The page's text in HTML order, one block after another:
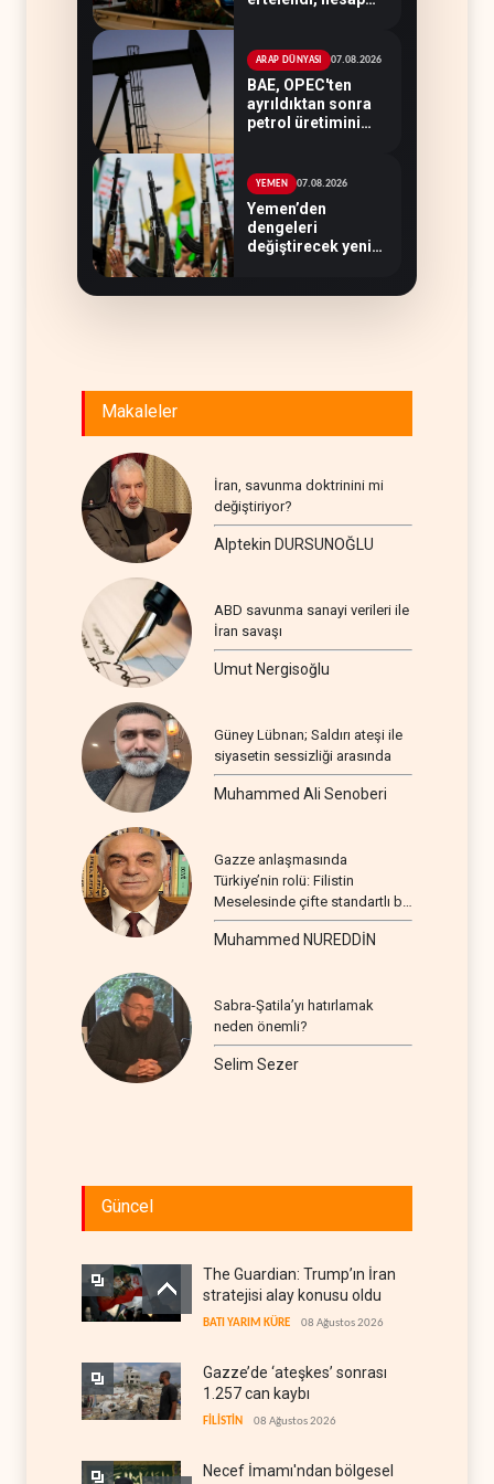
ARAP DÜNYASI 07.08.2026
BAE, OPEC'ten
ayrıldıktan sonra
petrol üretimini
YEMEN 07.08.2026
Yemen’den
dengeleri
değiştirecek yeni
Makaleler
İran, savunma doktrinini mi
değiştiriyor?
Alptekin DURSUNOĞLU
ABD savunma sanayi verileri ile
İran savaşı
Umut Nergisoğlu
Güney Lübnan; Saldırı ateşi ile
siyasetin sessizliği arasında
Muhammed Ali Senoberi
Gazze anlaşmasında
Türkiye’nin rolü: Filistin
Meselesinde çifte standartlı bir
seyir
Muhammed NUREDDİN
Sabra-Şatila’yı hatırlamak
neden önemli?
Selim Sezer
Güncel
The Guardian: Trump’ın İran
stratejisi alay konusu oldu
BATI YARIM KÜRE 08 Ağustos 2026
Gazze’de ‘ateşkes’ sonrası
1.257 can kaybı
FİLİSTİN 08 Ağustos 2026
Necef İmamı'ndan bölgesel